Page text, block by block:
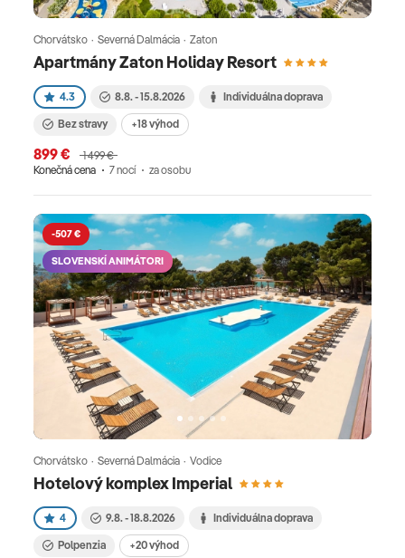
Apartmány Zaton Holiday Resort
Chorvátsko · Severná Dalmácia · Zaton
4.3 8.8. - 15.8.2026 Individuálna doprava
Bez stravy +18 výhod
899 €
1 499 €
Konečná cena
7 nocí za osobu
-507 €
SLOVENSKÍ ANIMÁTORI
Hotelový komplex Imperial
Chorvátsko · Severná Dalmácia · Vodice
4 9.8. - 18.8.2026 Individuálna doprava
Polpenzia +20 výhod